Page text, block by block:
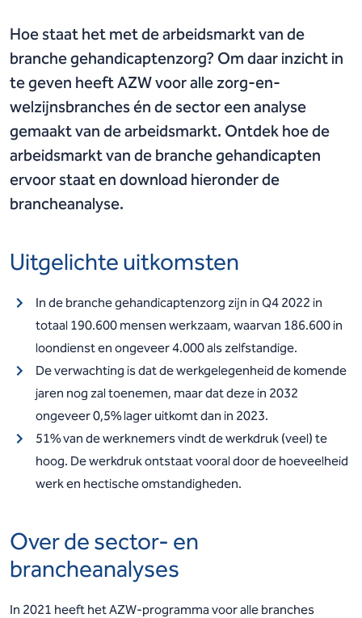
Hoe staat het met de arbeidsmarkt van de
branche gehandicaptenzorg? Om daar inzicht in
te geven heeft AZW voor alle zorg-en-
welzijnsbranches én de sector een analyse
gemaakt van de arbeidsmarkt. Ontdek hoe de
arbeidsmarkt van de branche gehandicapten
ervoor staat en download hieronder de
brancheanalyse.
Uitgelichte uitkomsten
In de branche gehandicaptenzorg zijn in Q4 2022 in
totaal 190.600 mensen werkzaam, waarvan 186.600 in
loondienst en ongeveer 4.000 als zelfstandige.
De verwachting is dat de werkgelegenheid de komende
jaren nog zal toenemen, maar dat deze in 2032
ongeveer 0,5% lager uitkomt dan in 2023.
51% van de werknemers vindt de werkdruk (veel) te
hoog. De werkdruk ontstaat vooral door de hoeveelheid
werk en hectische omstandigheden.
Over de sector- en
brancheanalyses
In 2021 heeft het AZW-programma voor alle branches